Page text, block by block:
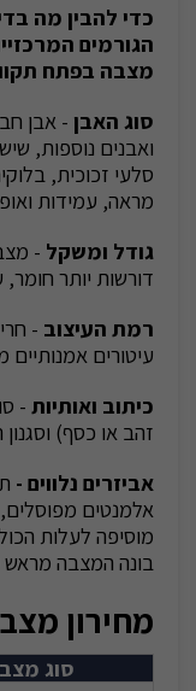
כדי להבין מה
הגורמים
מצבה בפתח
סוג האבן - אבן
ואבנים נוספות,
סלעי זכוכית,
מראה, עמידות
גודל ומשקל -
דורשות יותר חומר,
רמת העיצוב -
עיטורים
כיתוב ואותיות -
זהב או כסף)
אביזרים נלווים -
אלמנטים
מוסיפה לעלות
בונה המצבה מראש
מחירון
סוג